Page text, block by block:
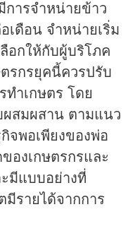
การจำหน่ายข้าว
เดือน จำหน่ายเริ่ม
อกให้กับผู้บริโภค
รกรยุคนี้ควรปรับ
ำเกษตร โดย
ผสมผสาน ตามแนว
จพอเพียงของพ่อ
องเกษตรกรและ
มีแบบอย่างที่
รายได้จากการ